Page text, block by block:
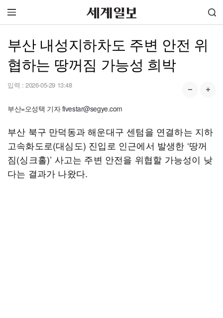
부산 내성지하차도 주변 안전 위
협하는 땅꺼짐 가능성 희박
입력 : 2026-05-29 13:48
부산=오성택 기자 fivestar@segye.com
부산 북구 만덕동과 해운대구 센텀을 연결하는 지하
고속화도로(대심도) 진입로 인근에서 발생한 ‘땅꺼
짐(싱크홀)’ 사고는 주변 안전을 위협할 가능성이 낮
다는 결과가 나왔다.